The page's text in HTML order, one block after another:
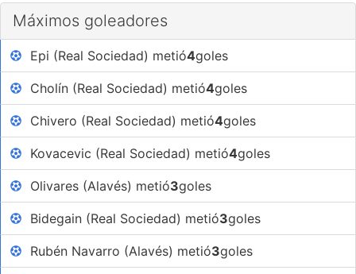
Máximos goleadores
Epi (Real Sociedad) metió4goles
Cholín (Real Sociedad) metió4goles
Chivero (Real Sociedad) metió4goles
Kovacevic (Real Sociedad) metió4goles
Olivares (Alavés) metió3goles
Bidegain (Real Sociedad) metió3goles
Rubén Navarro (Alavés) metió3goles